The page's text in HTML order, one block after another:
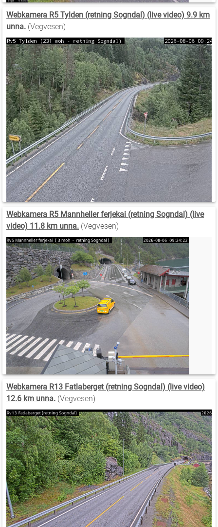
Webkamera R5 Tylden (retning Sogndal) (live video) 9.9 km
unna. (Vegvesen)
Webkamera R5 Mannheller ferjekai (retning Sogndal) (live
video) 11.8 km unna. (Vegvesen)
Webkamera R13 Fatlaberget (retning Sogndal) (live video)
12.6 km unna. (Vegvesen)